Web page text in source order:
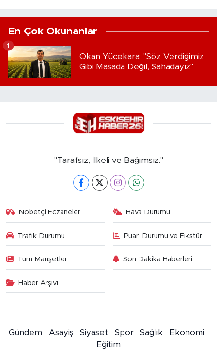
En Çok Okunanlar
Okan Yücekara: "Söz Verdiğimiz
Gibi Masada Değil, Sahadayız"
1
"Tarafsız, İlkeli ve Bağımsız."
Nöbetçi Eczaneler Hava Durumu
Trafik Durumu Puan Durumu ve Fikstür
Tüm Manşetler Son Dakika Haberleri
Haber Arşivi
Gündem Asayiş Siyaset Spor Sağlık
Ekonomi
Eğitim